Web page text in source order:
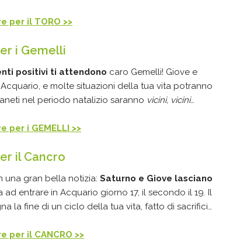
per il TORO >>
i Gemelli
positivi ti attendono caro Gemelli! Giove e
e molte situazioni della tua vita potranno
nel periodo natalizio saranno vicini, vicini…
i GEMELLI >>
il Cancro
una gran bella notizia: Saturno e Giove lasciano
ad entrare in Acquario giorno 17, il secondo il 19. Il
la fine di un ciclo della tua vita, fatto di sacrifici…
il CANCRO >>